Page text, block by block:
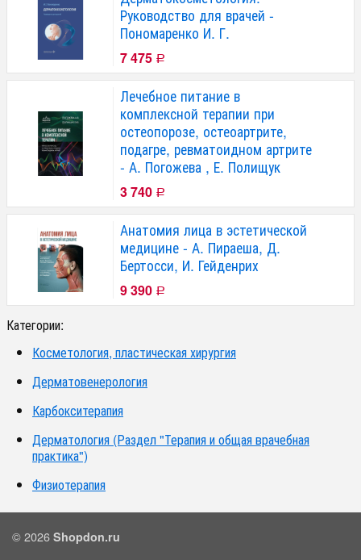
Руководство для врачей -
Пономаренко И. Г.
7 475 Р
Лечебное питание в
комплексной терапии при
остеопорозе, остеоартрите,
подагре, ревматоидном артрите
- А. Погожева , Е. Полищук
3 740 Р
Анатомия лица в эстетической
медицине - А. Пираеша, Д.
Бертосси, И. Гейденрих
9 390 Р
Категории:
Косметология, пластическая хирургия
Дерматовенерология
Карбокситерапия
Дерматология (Раздел "Терапия и общая врачебная
практика")
Физиотерапия
© 2026 Shopdon.ru